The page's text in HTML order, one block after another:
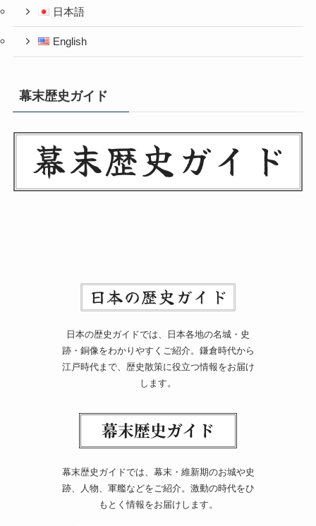
日本語
English
幕末歴史ガイド
日本の歴史ガイドでは、日本各地の名城・史
跡・銅像をわかりやすくご紹介。鎌倉時代から
江戸時代まで、歴史散策に役立つ情報をお届け
します。
幕末歴史ガイドでは、幕末・維新期のお城や史
跡、人物、軍艦などをご紹介。激動の時代をひ
もとく情報をお届けします。